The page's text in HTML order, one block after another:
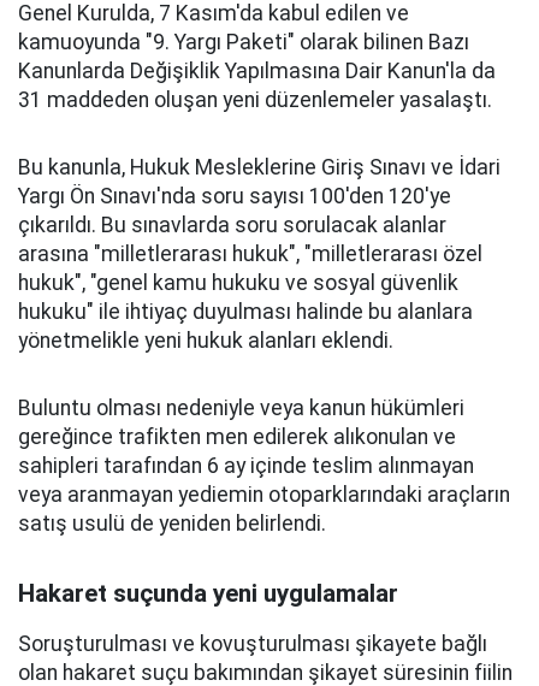
Genel Kurulda, 7 Kasım'da kabul edilen ve
kamuoyunda "9. Yargı Paketi" olarak bilinen Bazı
Kanunlarda Değişiklik Yapılmasına Dair Kanun'la da
31 maddeden oluşan yeni düzenlemeler yasalaştı.
Bu kanunla, Hukuk Mesleklerine Giriş Sınavı ve İdari
Yargı Ön Sınavı'nda soru sayısı 100'den 120'ye
çıkarıldı. Bu sınavlarda soru sorulacak alanlar
arasına "milletlerarası hukuk", "milletlerarası özel
hukuk", "genel kamu hukuku ve sosyal güvenlik
hukuku" ile ihtiyaç duyulması halinde bu alanlara
yönetmelikle yeni hukuk alanları eklendi.
Buluntu olması nedeniyle veya kanun hükümleri
gereğince trafikten men edilerek alıkonulan ve
sahipleri tarafından 6 ay içinde teslim alınmayan
veya aranmayan yediemin otoparklarındaki araçların
satış usulü de yeniden belirlendi.
Hakaret suçunda yeni uygulamalar
Soruşturulması ve kovuşturulması şikayete bağlı
olan hakaret suçu bakımından şikayet süresinin fiilin